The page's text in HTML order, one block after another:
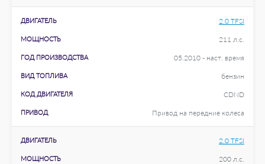
ДВИГАТЕЛЬ 2.0 TFSI
МОЩНОСТЬ 211 л.с.
ГОД ПРОИЗВОДСТВА 05.2010 - наст. время
ВИД ТОПЛИВА бензин
КОД ДВИГАТЕЛЯ CDND
ПРИВОД Привод на передние колеса
ДВИГАТЕЛЬ 2.0 TFSI
МОЩНОСТЬ 200 л.с.